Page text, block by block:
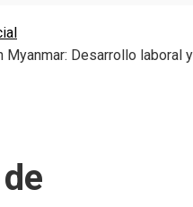
Myanmar: Desarrollo laboral y